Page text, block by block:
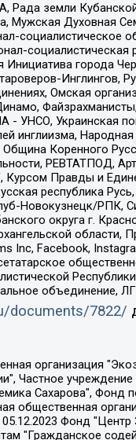
Рада земли
Духовная
Инициатива города
Инглингов,
Омская
УНСО, Украинская
инглиизма,
Коренного
РЕВТАТПОД,
Правды и
республика
Новокузнецк/
округа г.
области,
Inc, Facebook,
объединение,
documents/7822/
Radiosi), Радио Свободная Европа/Радио Свобода (PCE/PC), "Сибирь.Реалии", "Фактограф", Благотворительный фонд помощи осужденным и их семьям, Автономная некоммерческая организация "Институт глобализации и социальных движений", Фонд "В защиту прав заключенных", Частное учреждение "Центр поддержки и содействия развитию средств массовой информации", Пензенский региональный общественный благотворительный фонд "Гражданский союз", "Север.Реалии", Некоммерческая организация Фонд "Правовая инициатива", Общество с ограниченной ответственностью "Радио Свободная Европа/Радио Свобода", Чешское информационное агентство "MEDIUM-ORIENT", Красноярская региональная общественная организация "Мы против СПИДа", Камалягин Денис Николаевич, Маркелов Сергей Евгеньевич, Пономарев Лев Александрович, Савицкая Людмила Алексеевна, Автономная некоммерческая организация "Центр по работе с проблемой насилия "НАСИЛИЮ.НЕТ", Межрегиональный профессиональный союз работников здравоохранения "Альянс врачей", Юридическое лицо, зарегистрированное в Латвийской Республике, SIA "Medusa Project" (регистрационный номер 40103797863, дата регистрации 10.06.2014), Некоммерческая организация "Фонд по борьбе с коррупцией", Автономная некоммерческая организация "Институт права и публичной политики", Баданин